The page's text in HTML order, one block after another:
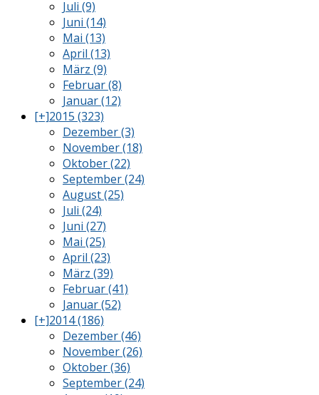
Juli (9)
Juni (14)
Mai (13)
April (13)
März (9)
Februar (8)
Januar (12)
[+]2015 (323)
Dezember (3)
November (18)
Oktober (22)
September (24)
August (25)
Juli (24)
Juni (27)
Mai (25)
April (23)
März (39)
Februar (41)
Januar (52)
[+]2014 (186)
Dezember (46)
November (26)
Oktober (36)
September (24)